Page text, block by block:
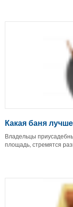
Какая баня лучше
Владельцы
площадь, стремятся